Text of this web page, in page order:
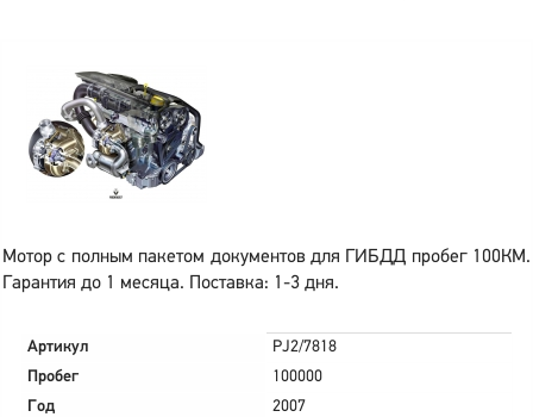
Мотор с полным пакетом документов для ГИБДД пробег 100КМ.
Гарантия до 1 месяца. Поставка: 1-3 дня.
Артикул
PJ2/7818
Пробег
100000
Год
2007